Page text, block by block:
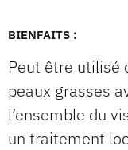
BIENFAITS :
Peut être utilisé
peaux grasses
l’ensemble du
un traitement